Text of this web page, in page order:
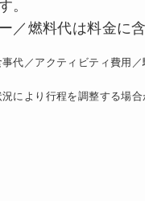
。
／燃料代は料金に含
代／アクティビティ費用／
により行程を調整する場合